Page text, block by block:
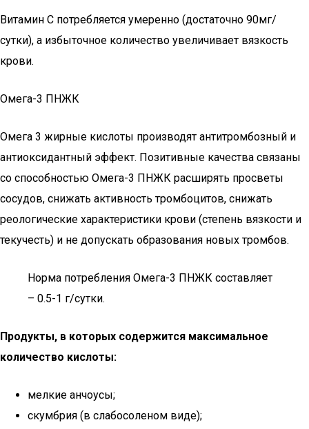
Витамин С потребляется умеренно (достаточно 90мг/
сутки), а избыточное количество увеличивает вязкость
крови.
Омега-3 ПНЖК
Омега 3 жирные кислоты производят антитромбозный и
антиоксидантный эффект. Позитивные качества связаны
со способностью Омега-3 ПНЖК расширять просветы
сосудов, снижать активность тромбоцитов, снижать
реологические характеристики крови (степень вязкости и
текучесть) и не допускать образования новых тромбов.
Норма потребления Омега-3 ПНЖК составляет
– 0.5-1 г/сутки.
Продукты, в которых содержится максимальное
количество кислоты:
мелкие анчоусы;
скумбрия (в слабосоленом виде);